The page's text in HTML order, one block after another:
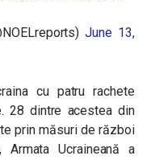
June 13,
cu patru rachete
28 dintre acestea din
prin măsuri de război
Armata Ucraineană a